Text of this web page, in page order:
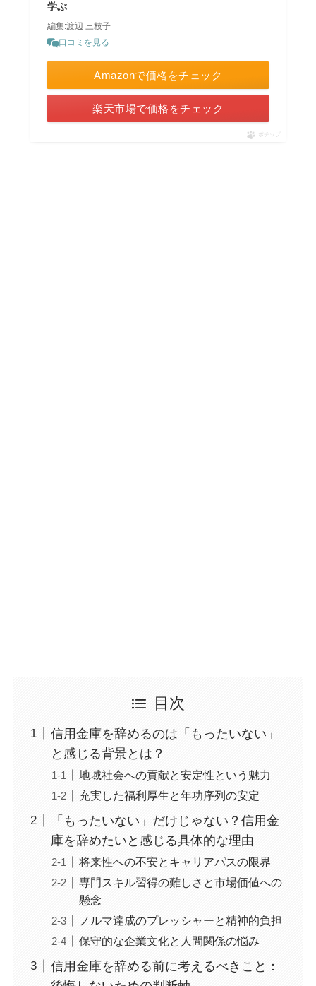
学ぶ
編集:渡辺 三枝子
口コミを見る
Amazonで価格をチェック
楽天市場で価格をチェック
ポチップ
目次
信用金庫を辞めるのは「もったいない」
と感じる背景とは？
地域社会への貢献と安定性という魅力
充実した福利厚生と年功序列の安定
「もったいない」だけじゃない？信用金
庫を辞めたいと感じる具体的な理由
将来性への不安とキャリアパスの限界
専門スキル習得の難しさと市場価値への
懸念
ノルマ達成のプレッシャーと精神的負担
保守的な企業文化と人間関係の悩み
信用金庫を辞める前に考えるべきこと：